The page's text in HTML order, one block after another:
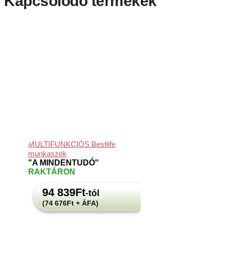
MULTIFUNKCIÓS Bestlife
munkaszék
"A MINDENTUDÓ"
RAKTÁRON
94 839Ft-tól
(74 676Ft + ÁFA)